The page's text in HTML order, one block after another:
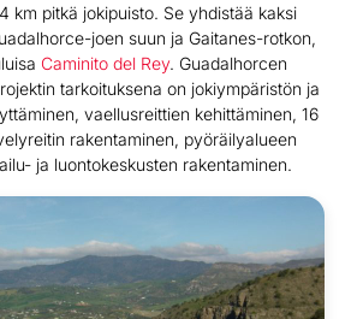
km pitkä jokipuisto. Se yhdistää kaksi
joen suun ja Gaitanes-rotkon,
Caminito del Rey. Guadalhorcen
tarkoituksena on jokiympäristön ja
vaellusreittien kehittäminen, 16
rakentaminen, pyöräilyalueen
ja luontokeskusten rakentaminen.